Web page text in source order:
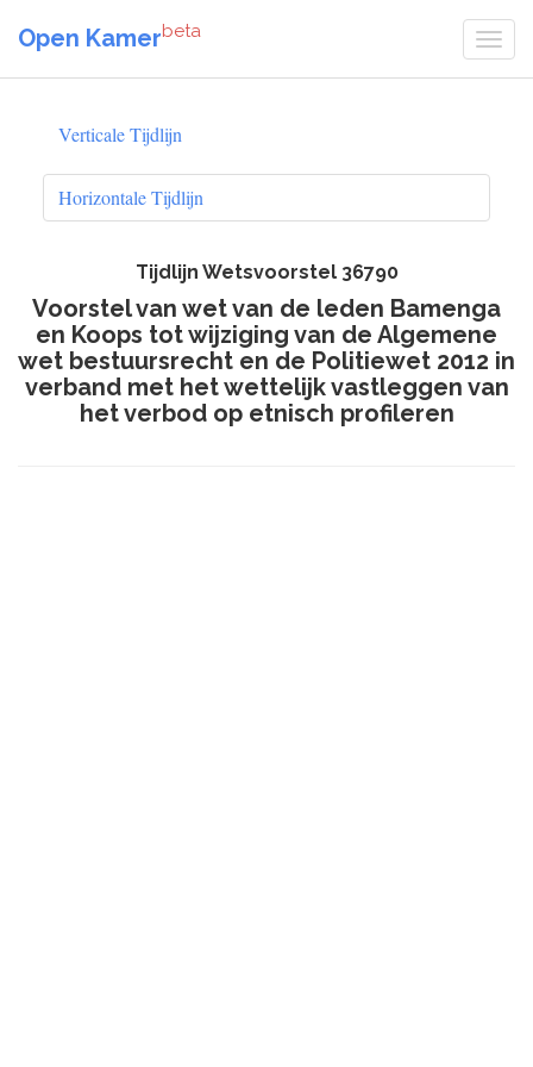
Open Kamerbeta
Verticale Tijdlijn
Horizontale Tijdlijn
Tijdlijn Wetsvoorstel 36790
Voorstel van wet van de leden Bamenga
en Koops tot wijziging van de Algemene
wet bestuursrecht en de Politiewet 2012 in
verband met het wettelijk vastleggen van
het verbod op etnisch profileren